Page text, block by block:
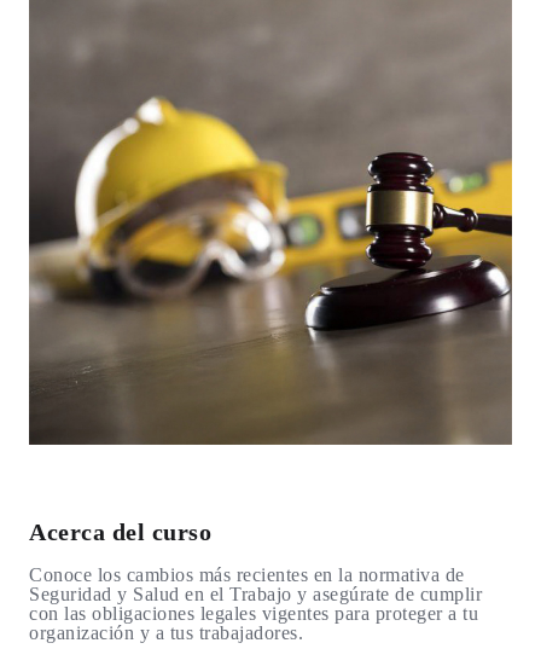
Acerca del curso
Conoce los cambios más recientes en la normativa de
Seguridad y Salud en el Trabajo y asegúrate de cumplir
con las obligaciones legales vigentes para proteger a tu
organización y a tus trabajadores.